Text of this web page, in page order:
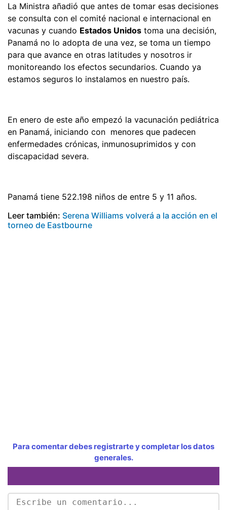
La Ministra añadió que antes de tomar esas decisiones
se consulta con el comité nacional e internacional en
vacunas y cuando Estados Unidos toma una decisión,
Panamá no lo adopta de una vez, se toma un tiempo
para que avance en otras latitudes y nosotros ir
monitoreando los efectos secundarios. Cuando ya
estamos seguros lo instalamos en nuestro país.
En enero de este año empezó la vacunación pediátrica
en Panamá, iniciando con menores que padecen
enfermedades crónicas, inmunosuprimidos y con
discapacidad severa.
Panamá tiene 522.198 niños de entre 5 y 11 años.
Leer también: Serena Williams volverá a la acción en el
torneo de Eastbourne
Para comentar debes registrarte y completar los datos
generales.